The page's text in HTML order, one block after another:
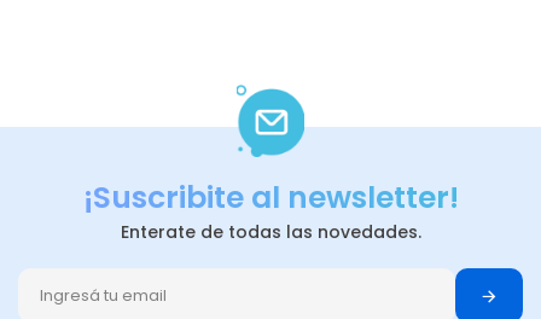
¡Suscribite al newsletter!
Enterate de todas las novedades.